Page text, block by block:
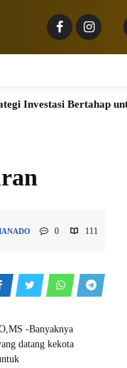
Bertahap untuk Pemula
0 111
-Banyaknya
datang kekota